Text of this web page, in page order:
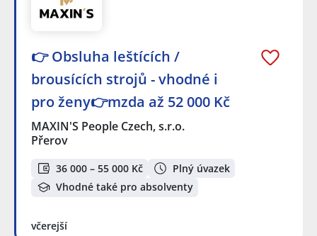
👉 Obsluha leštících /
brousících strojů - vhodné i
pro ženy👉mzda až 52 000 Kč
MAXIN'S People Czech, s.r.o.
Přerov
36 000 – 55 000 Kč
Plný úvazek
Vhodné také pro absolventy
včerejší